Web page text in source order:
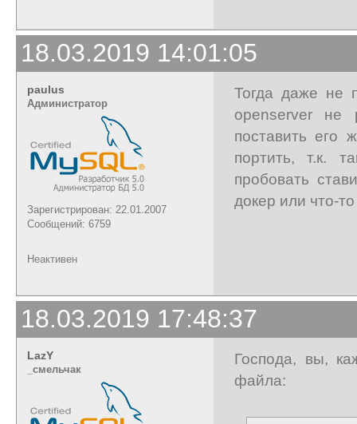
18.03.2019 14:01:05
paulus
Администратор
Зарегистрирован: 22.01.2007
Сообщений: 6759
Тогда даже не
openserver не
поставить его
портить, т.к.
пробовать
докер или что-
Неактивен
18.03.2019 17:48:37
LazY
_cмельчак
Господа, вы,
файла: